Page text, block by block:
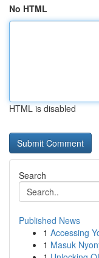
No HTML
HTML is disabled
Search
Published News
1 Accessing
1 Masuk